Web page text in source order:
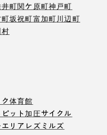
井町関ケ原町神戸町
町坂祝町富加町川辺町
ク体育館
ピット加圧サイクル
リア レズミルズ